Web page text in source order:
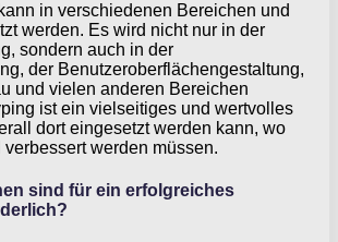
in verschiedenen Bereichen und
werden. Es wird nicht nur in der
sondern auch in der
der Benutzeroberflächengestaltung,
und vielen anderen Bereichen
ist ein vielseitiges und wertvolles
dort eingesetzt werden kann, wo
verbessert werden müssen.
sind für ein erfolgreiches